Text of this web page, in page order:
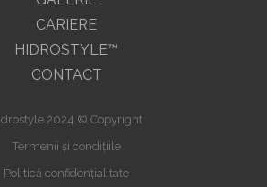
CARIERE
HIDROSTYLE™
CONTACT
2024 © Copyright
Termenii și condițiile
Politică confidențialitate